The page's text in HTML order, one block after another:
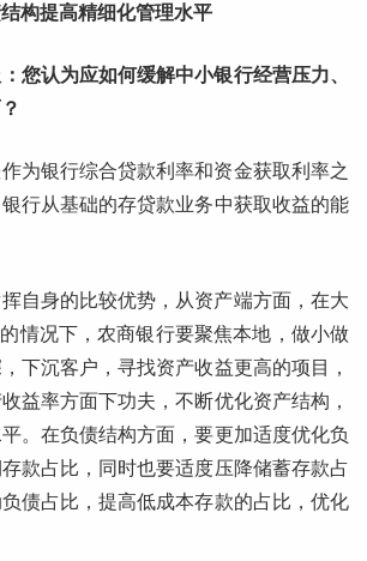
构提高精细化管理水平
您认为应如何缓解中小银行经营压力、
为银行综合贷款利率和资金获取利率之
行从基础的存贷款业务中获取收益的能
自身的比较优势，从资产端方面，在大
情况下，农商银行要聚焦本地，做小做
下沉客户，寻找资产收益更高的项目，
益率方面下功夫，不断优化资产结构，
。在负债结构方面，要更加适度优化负
款占比，同时也要适度压降储蓄存款占
债占比，提高低成本存款的占比，优化